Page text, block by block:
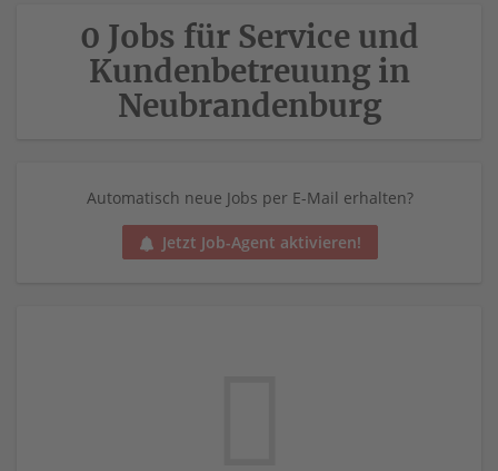
0 Jobs für Service und
Kundenbetreuung in
Neubrandenburg
Automatisch neue Jobs per E-Mail erhalten?
Jetzt Job-Agent aktivieren!